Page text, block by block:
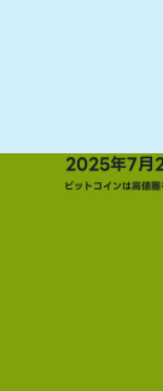
2025年7月
ビットコインは高値